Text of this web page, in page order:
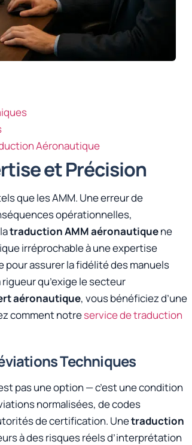
Aéronautique
et Précision
que les AMM. Une erreur de
opérationnelles,
traduction AMM aéronautiquene
irréprochable à une expertise
assurer la fidélité des manuels
qu’exige le secteur
aéronautique, vous bénéficiez d’une
comment notreservice de traduction
Techniques
pas une option — c’est une condition
normalisées, de codes
de certification. Unetraduction
à des risques réels d’interprétation